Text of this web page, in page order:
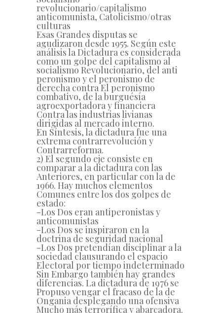
revolucionario/capitalismo
anticomunista, Catolicismo/otras
culturas
Esas Grandes disputas se
agudizaron desde 1955. Según este
análisis la Dictadura es considerada
como un golpe del capitalismo al
socialismo Revolucionario, del anti
peronismo y el peronismo de
derecha contra El peronismo
combativo, de la burguésía
agroexportadora y financiera
Contra las industrias livianas
dirigidas al mercado interno.
En Síntesis, la dictadura fue una
extrema contrarrevolución y
Contrarreforma.
2) El segundo eje consiste en
comparar a la dictadura con las
Anteriores, en particular con la de
1966. Hay muchos elementos
Comunes entre los dos golpes de
estado:
-Los Dos eran antiperonistas y
anticomunistas
-Los Dos se inspiraron en la
doctrina de seguridad nacional
-Los Dos pretendían disciplinar a la
sociedad clausurando el espacio
Electoral por tiempo indeterminado
Sin Embargo también hay grandes
diferencias. La dictadura de 1976 se
Propuso vengar el fracaso de la de
Ongania desplegando una ofensiva
Mucho más terrorífica y abarcadora.